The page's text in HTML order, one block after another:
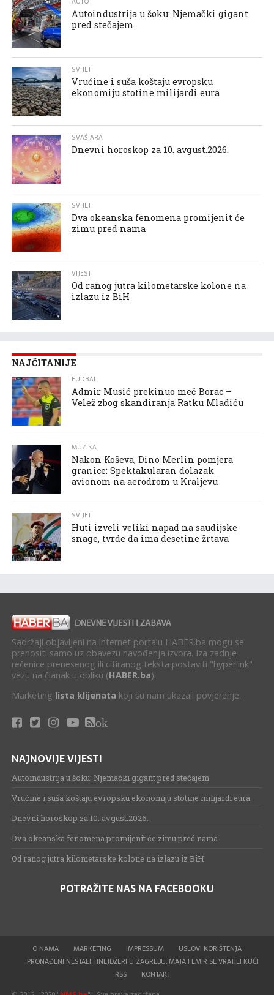
Autoindustrija u šoku: Njemački gigant
pred stečajem
SVIJET
Vrućine i suša koštaju evropsku
ekonomiju stotine milijardi eura
SVAŠTARA
Dnevni horoskop za 10. avgust.2026.
SVIJET
Dva okeanska fenomena promijenit će
zimu pred nama
VIJESTI
Od ranog jutra kilometarske kolone na
izlazu iz BiH
NAJČITANIJE
FUDBAL
Admir Musić prekinuo meč Borac –
Velež zbog skandiranja Ratku Mladiću
MUZIKA
Nakon Koševa, Dino Merlin pomjera
granice: Spektakularan dolazak
avionom na aerodrom u Kraljevu
SVIJET
Huti izveli veliki napad na saudijske
snage, tvrde da ima desetine žrtava
Sadržaji objavljeni na internet portalu HABER.ba mogu se
prenositi samo uz obavezu navođenja izvora. Iza zadnje
rečenice prenesenog ili citiranog teksta postaviti "hyperlink"
vezu na članak u obliku (HABER.ba).
Marketing lista klijenata koji su nam ukazali povjerenje.
ok
NAJNOVIJE VIJESTI
Autoindustrija u šoku: Njemački gigant pred stečajem
Vrućine i suša koštaju evropsku ekonomiju stotine milijardi eura
Dnevni horoskop za 10. avgust.2026.
Dva okeanska fenomena promijenit će zimu pred nama
Od ranog jutra kilometarske kolone na izlazu iz BiH
POTRAŽITE NAS NA FACEBOOKU
O NAMA MARKETING IMPRESSUM
USLOVI KORIŠTENJA
PRONAĐENI NESTALI TINEJDŽERI U ZAGREBU: MAJA I EMIR SE VRATILI KUĆI
RSS
KONTAKT